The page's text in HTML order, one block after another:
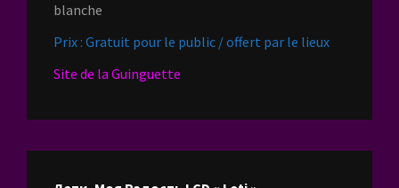
blanche
Prix : Gratuit pour le public / offert par le lieux
Site de la Guinguette